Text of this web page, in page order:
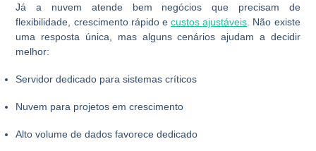
Já a nuvem atende bem negócios que precisam de
flexibilidade, crescimento rápido ecustos ajustáveis . Não existe
uma resposta única, mas alguns cenários ajudam a decidir
melhor:
Servidor dedicado para sistemas críticos
Nuvem para projetos em crescimento
Alto volume de dados favorece dedicado